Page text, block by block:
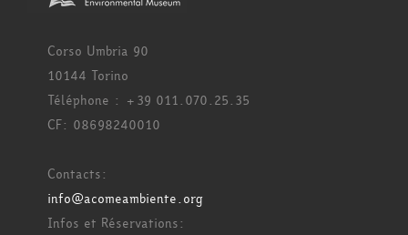
Corso Umbria 90
10144 Torino
Téléphone : +39 011.070.25.35
CF: 08698240010
Contacts:
info@acomeambiente.org
Infos et Réservations: